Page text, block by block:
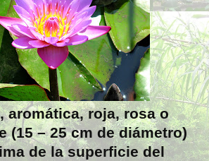
aromática, roja, rosa o
(15 – 25 cm de diámetro)
de la superficie del